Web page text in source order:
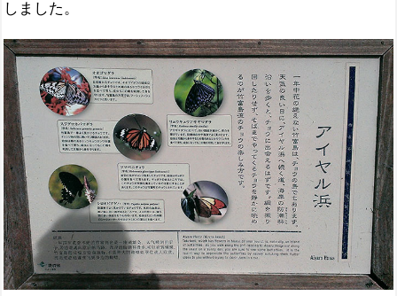
しました。